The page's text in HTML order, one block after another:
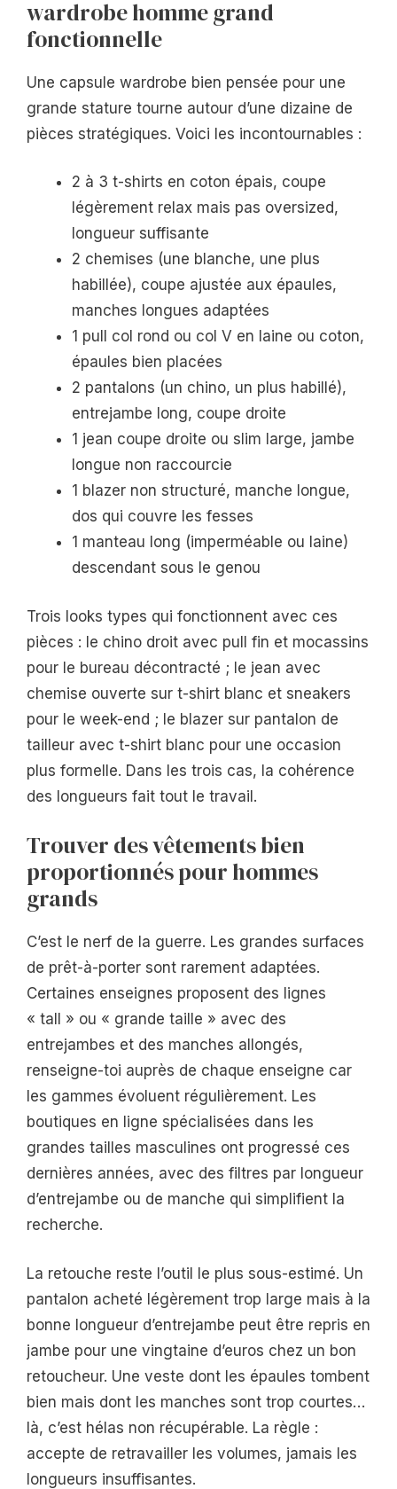
wardrobe homme grand
fonctionnelle
Une capsule wardrobe bien pensée pour une
grande stature tourne autour d’une dizaine de
pièces stratégiques. Voici les incontournables :
2 à 3 t-shirts en coton épais, coupe
légèrement relax mais pas oversized,
longueur suffisante
2 chemises (une blanche, une plus
habillée), coupe ajustée aux épaules,
manches longues adaptées
1 pull col rond ou col V en laine ou coton,
épaules bien placées
2 pantalons (un chino, un plus habillé),
entrejambe long, coupe droite
1 jean coupe droite ou slim large, jambe
longue non raccourcie
1 blazer non structuré, manche longue,
dos qui couvre les fesses
1 manteau long (imperméable ou laine)
descendant sous le genou
Trois looks types qui fonctionnent avec ces
pièces : le chino droit avec pull fin et mocassins
pour le bureau décontracté ; le jean avec
chemise ouverte sur t-shirt blanc et sneakers
pour le week-end ; le blazer sur pantalon de
tailleur avec t-shirt blanc pour une occasion
plus formelle. Dans les trois cas, la cohérence
des longueurs fait tout le travail.
Trouver des vêtements bien
proportionnés pour hommes
grands
C’est le nerf de la guerre. Les grandes surfaces
de prêt-à-porter sont rarement adaptées.
Certaines enseignes proposent des lignes
« tall » ou « grande taille » avec des
entrejambes et des manches allongés,
renseigne-toi auprès de chaque enseigne car
les gammes évoluent régulièrement. Les
boutiques en ligne spécialisées dans les
grandes tailles masculines ont progressé ces
dernières années, avec des filtres par longueur
d’entrejambe ou de manche qui simplifient la
recherche.
La retouche reste l’outil le plus sous-estimé. Un
pantalon acheté légèrement trop large mais à la
bonne longueur d’entrejambe peut être repris en
jambe pour une vingtaine d’euros chez un bon
retoucheur. Une veste dont les épaules tombent
bien mais dont les manches sont trop courtes…
là, c’est hélas non récupérable. La règle :
accepte de retravailler les volumes, jamais les
longueurs insuffisantes.